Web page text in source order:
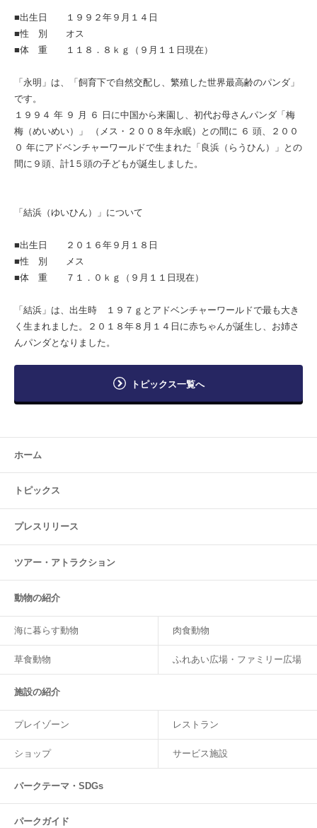
■出生日 １９９２年９月１４日
■性 別 オス
■体 重 １１８．８ｋｇ（９月１１日現在）
「永明」は、「飼育下で自然交配し、繁殖した世界最高齢のパンダ」
です。
１９９４ 年 ９ 月 ６ 日に中国から来園し、初代お母さんパンダ「梅
梅（めいめい）」 （メス・２００８年永眠）との間に ６ 頭、２００
０ 年にアドベンチャーワールドで生まれた「良浜（らうひん）」との
間に９頭、計1５頭の子どもが誕生しました。
「結浜（ゆいひん）」について
■出生日 ２０１６年９月１８日
■性 別 メス
■体 重 ７１．０ｋｇ（９月１１日現在）
「結浜」は、出生時 １９７ｇとアドベンチャーワールドで最も大き
く生まれました。２０１８年８月１４日に赤ちゃんが誕生し、お姉さ
んパンダとなりました。
トピックス一覧へ
ホーム
トピックス
プレスリリース
ツアー・ アトラクション
動物の紹介
海に暮らす動物 肉食動物
草食動物 ふれあい広場・ファミリー広場
施設の紹介
プレイゾーン レストラン
ショップ サービス施設
パークテーマ・SDGs
パークガイド